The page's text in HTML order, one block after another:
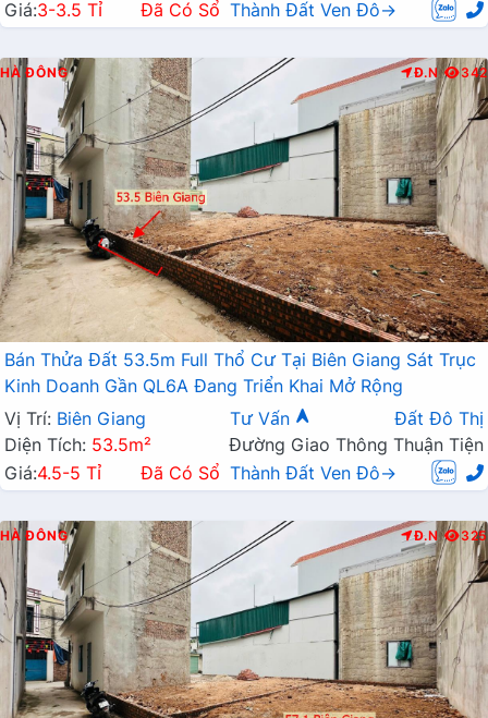
Giá:3-3.5 Tỉ Đã Có Sổ Thành Đất Ven Đô→
HÀ ĐÔNG Đ.N 342
Bán Thửa Đất 53.5m Full Thổ Cư Tại Biên Giang Sát Trục
Kinh Doanh Gần QL6A Đang Triển Khai Mở Rộng
Vị Trí: Biên Giang Tư Vấn
Đất Đô Thị
Diện Tích: 53.5m²
Đường Giao Thông Thuận Tiện
Giá:4.5-5 Tỉ Đã Có Sổ Thành Đất Ven Đô→
HÀ ĐÔNG Đ.N 325